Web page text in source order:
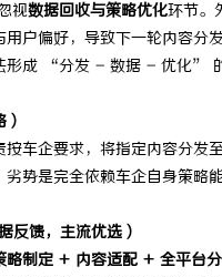
视数据回收与策略优化环节。
用户偏好，导致下一轮内容
形成 “分发 - 数据 - 优化”
车企要求，将指定内容分发
劣势是完全依赖车企自身策略
反馈，主流优选）
略制定 + 内容适配 + 全平台